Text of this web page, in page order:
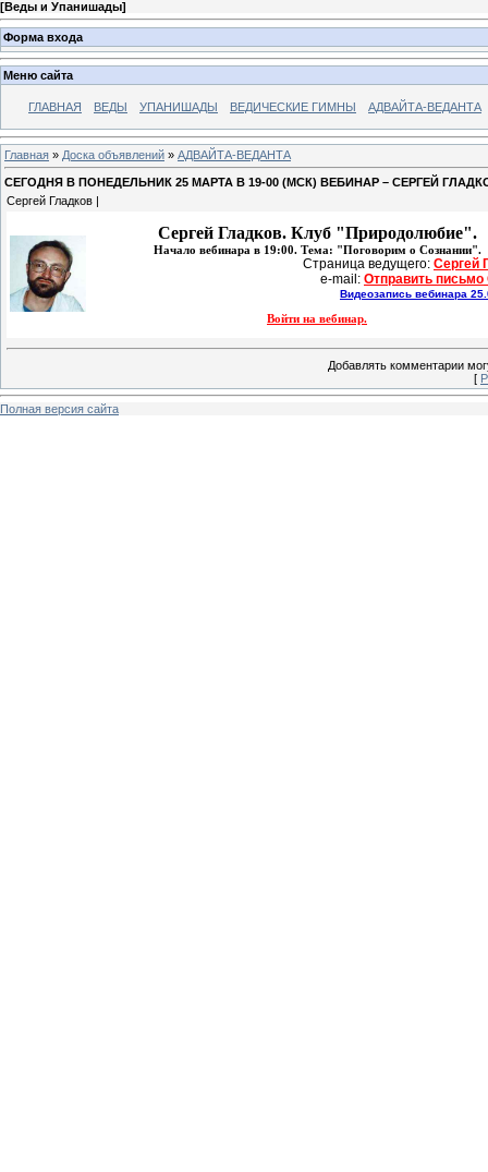
[Веды и Упанишады]
Форма входа
Меню сайта
ГЛАВНАЯ ВЕДЫ УПАНИШАДЫ ВЕДИЧЕСКИЕ ГИМНЫ АДВАЙТА-ВЕДАНТА
Главная » Доска объявлений » АДВАЙТА-ВЕДАНТА
СЕГОДНЯ В ПОНЕДЕЛЬНИК 25 МАРТА В 19-00 (МСК) ВЕБИНАР – СЕРГЕЙ
Сергей Гладков |
Сергей Гладков. Клуб "Природолюбие".
Начало вебинара в 19:00. Тема: "Поговорим о Сознании".
Страница ведущего: Сергей
e-mail: Отправить
Видеозапись вебинара
Войти на вебинар.
Добавлять комментарии
[
Полная версия сайта